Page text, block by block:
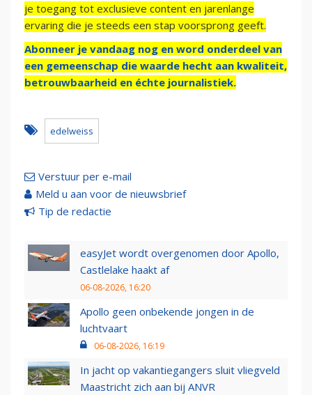
je toegang tot exclusieve content en jarenlange
ervaring die je steeds een stap voorsprong geeft.
Abonneer je vandaag nog en word onderdeel van
een gemeenschap die waarde hecht aan kwaliteit,
betrouwbaarheid en échte journalistiek.
edelweiss
Verstuur per e-mail
Meld u aan voor de nieuwsbrief
Tip de redactie
easyJet wordt overgenomen door Apollo,
Castlelake haakt af
06-08-2026, 16:20
Apollo geen onbekende jongen in de
luchtvaart
06-08-2026, 16:19
In jacht op vakantiegangers sluit vliegveld
Maastricht zich aan bij ANVR